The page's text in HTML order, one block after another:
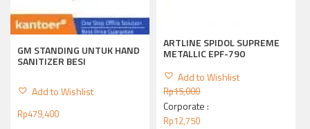
GM STANDING UNTUK HAND
SANITIZER BESI
Add to Wishlist
Rp479,400
ARTLINE SPIDOL SUPREME
METALLIC EPF-790
Add to Wishlist
Rp15,000
Corporate :
Rp12,750